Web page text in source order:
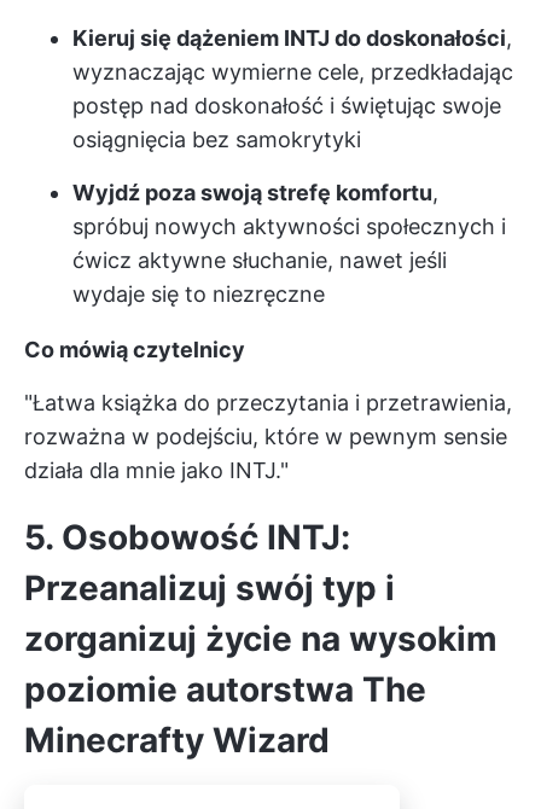
Kieruj się dążeniem INTJ do doskonałości,
wyznaczając wymierne cele, przedkładając
postęp nad doskonałość i świętując swoje
osiągnięcia bez samokrytyki
Wyjdź poza swoją strefę komfortu,
spróbuj nowych aktywności społecznych i
ćwicz aktywne słuchanie, nawet jeśli
wydaje się to niezręczne
Co mówią czytelnicy
"Łatwa książka do przeczytania i przetrawienia,
rozważna w podejściu, które w pewnym sensie
działa dla mnie jako INTJ."
5. Osobowość INTJ:
Przeanalizuj swój typ i
zorganizuj życie na wysokim
poziomie autorstwa The
Minecrafty Wizard